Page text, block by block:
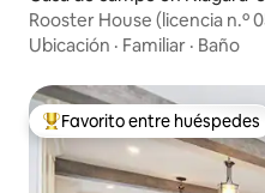
Rooster House (licencia n.º
Ubicación · Familiar · Baño
Favorito entre huéspedes
Favorito entre huéspedes